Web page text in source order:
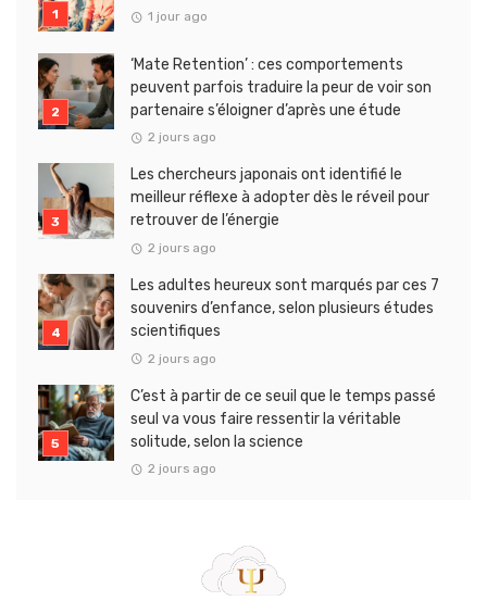
1 jour ago
‘Mate Retention’ : ces comportements
peuvent parfois traduire la peur de voir son
partenaire s’éloigner d’après une étude
2 jours ago
Les chercheurs japonais ont identifié le
meilleur réflexe à adopter dès le réveil pour
retrouver de l’énergie
2 jours ago
Les adultes heureux sont marqués par ces 7
souvenirs d’enfance, selon plusieurs études
scientifiques
2 jours ago
C’est à partir de ce seuil que le temps passé
seul va vous faire ressentir la véritable
solitude, selon la science
2 jours ago